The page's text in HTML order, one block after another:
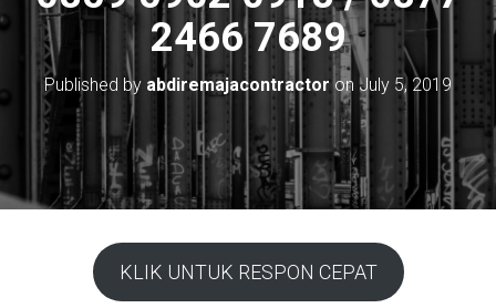
2466 7689
Published by abdiremajacontractor on July 5, 2019
KLIK UNTUK RESPON CEPAT